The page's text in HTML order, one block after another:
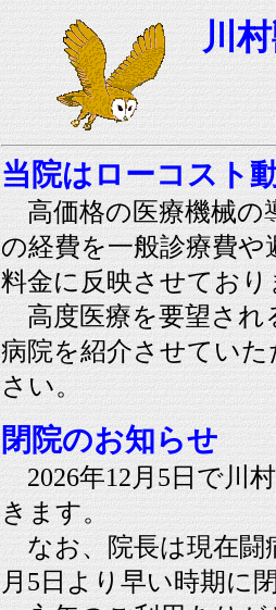
川
当院はローコスト
高価格の医療機械の
の経費を一般診療費や
料金に反映させており
高度医療を要望され
病院を紹介させてい
さい。
閉院のお知らせ
2026年12月5日で川
きます。
なお、院長は現在闘
月5日より早い時期に